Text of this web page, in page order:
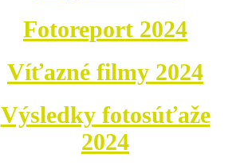
Fotoreport 2024
Víťazné filmy 2024
Výsledky fotosúťaže
2024